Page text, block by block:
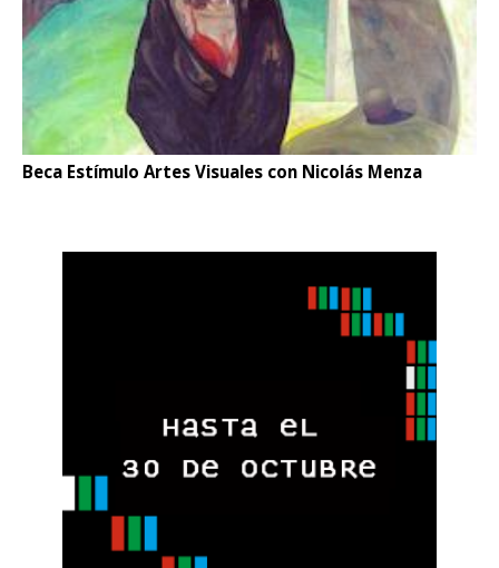
Beca Estímulo Artes Visuales con Nicolás Menza